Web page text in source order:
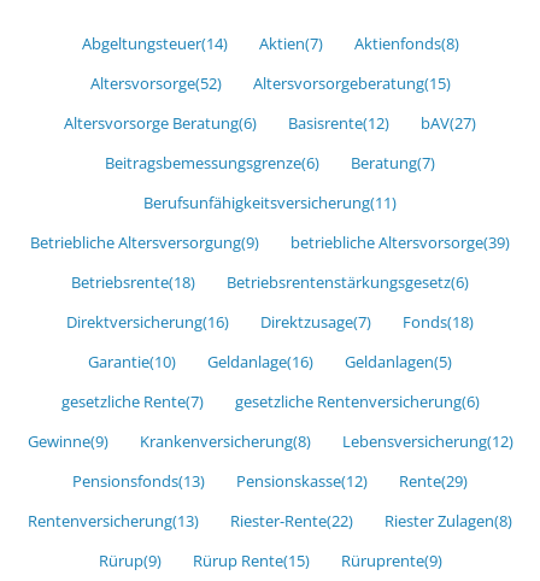
Abgeltungsteuer(14) Aktien(7) Aktienfonds(8)
Altersvorsorge(52) Altersvorsorgeberatung(15)
Altersvorsorge Beratung(6) Basisrente(12) bAV(27)
Beitragsbemessungsgrenze(6) Beratung(7)
Berufsunfähigkeitsversicherung(11)
Betriebliche Altersversorgung(9) betriebliche Altersvorsorge(39)
Betriebsrente(18) Betriebsrentenstärkungsgesetz(6)
Direktversicherung(16) Direktzusage(7) Fonds(18)
Garantie(10) Geldanlage(16) Geldanlagen(5)
gesetzliche Rente(7) gesetzliche Rentenversicherung(6)
Gewinne(9) Krankenversicherung(8) Lebensversicherung(12)
Pensionsfonds(13) Pensionskasse(12) Rente(29)
Rentenversicherung(13) Riester-Rente(22) Riester Zulagen(8)
Rürup(9) Rürup Rente(15) Rüruprente(9)